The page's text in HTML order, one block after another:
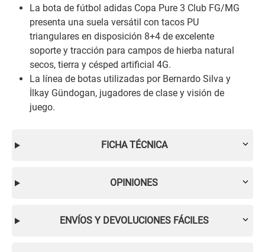
La bota de fútbol adidas Copa Pure 3 Club FG/MG
presenta una suela versátil con tacos PU
triangulares en disposición 8+4 de excelente
soporte y tracción para campos de hierba natural
secos, tierra y césped artificial 4G.
La línea de botas utilizadas por Bernardo Silva y
İlkay Gündogan, jugadores de clase y visión de
juego.
FICHA TÉCNICA
OPINIONES
ENVÍOS Y DEVOLUCIONES FÁCILES